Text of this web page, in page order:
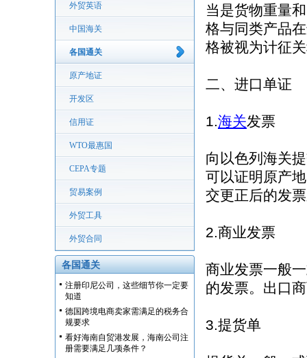
外贸英语
中国海关
各国通关
原产地证
开发区
信用证
WTO最惠国
CEPA专题
贸易案例
外贸工具
外贸合同
各国通关
注册印尼公司，这些细节你一定要
知道
德国跨境电商卖家需满足的税务合
规要求
看好海南自贸港发展，海南公司注
册需要满足几项条件？
当是货物重量
格与同类产品
格被视为计征
二、进口单证
1.海关发票
向以色列海关
可以证明原产
交更正后的发
2.商业发票
商业发票一般
的发票。出口
3.提货单